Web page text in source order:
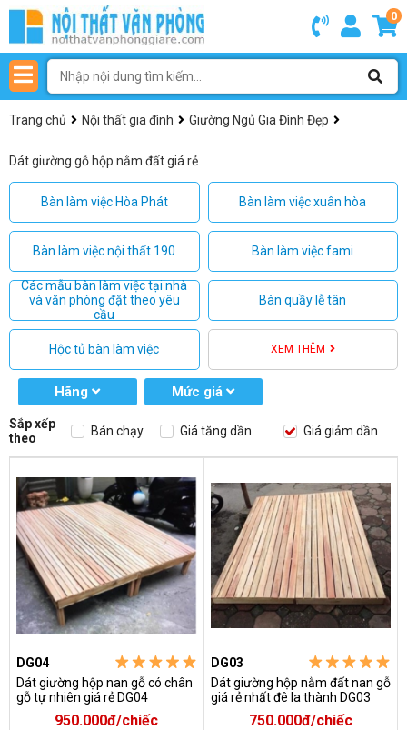
0
Trang chủ Nội thất gia đình Giường Ngủ Gia Đình Đẹp
Dát giường gỗ hộp nằm đất giá rẻ
Bàn làm việc Hòa Phát Bàn làm việc xuân hòa
Bàn làm việc nội thất 190 Bàn làm việc fami
Các mẫu bàn làm việc tại nhà
và văn phòng đặt theo yêu
cầu
Bàn quầy lễ tân
Hộc tủ bàn làm việc XEM THÊM
Hãng Mức giá
Sắp xếp
theo
Bán chạy Giá tăng dần Giá giảm dần
DG04
Dát giường hộp nan gỗ có chân
gỗ tự nhiên giá rẻ DG04
950.000đ/chiếc
DG03
Dát giường hộp nằm đất nan gỗ
giá rẻ nhất đê la thành DG03
750.000đ/chiếc